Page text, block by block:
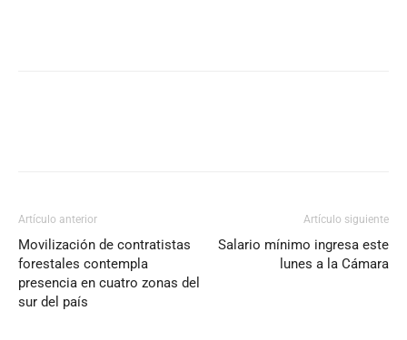
Artículo anterior
Movilización de contratistas
forestales contempla
presencia en cuatro zonas del
sur del país
Artículo siguiente
Salario mínimo ingresa este
lunes a la Cámara